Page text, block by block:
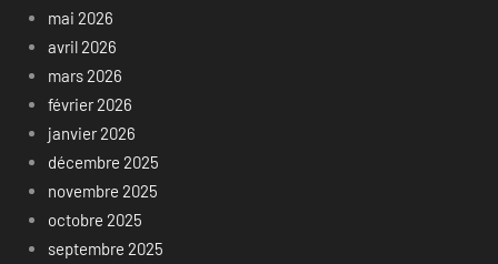
mai 2026
avril 2026
mars 2026
février 2026
janvier 2026
décembre 2025
novembre 2025
octobre 2025
septembre 2025